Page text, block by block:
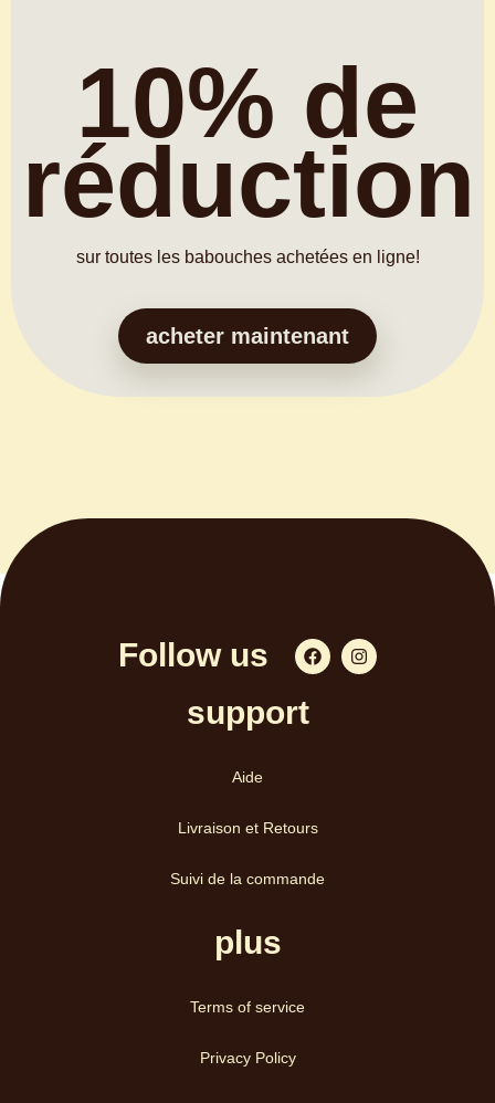
10% de
réduction
sur toutes les babouches achetées en ligne!
acheter maintenant
Follow us
support​
Aide
Livraison et Retours
Suivi de la commande
plus
Terms of service
Privacy Policy